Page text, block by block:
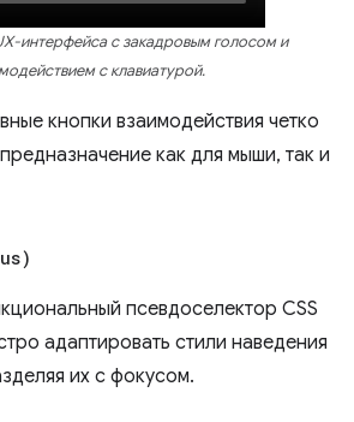
интерфейса с закадровым голосом и
с клавиатурой.
кнопки взаимодействия четко
как для мыши, так и
псевдоселектор CSS
адаптировать стили наведения
их с фокусом.